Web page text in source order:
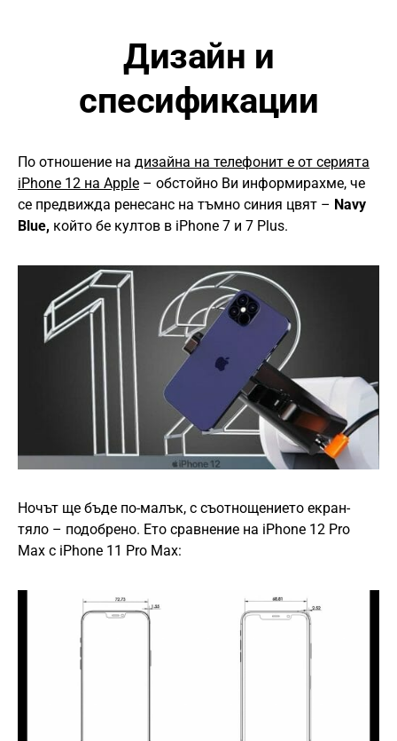
Дизайн и
спесификации
По отношение на дизайна на телефонит е от серията
iPhone 12 на Apple – обстойно Ви информирахме, че
се предвижда ренесанс на тъмно синия цвят – Navy
Blue, който бе култов в iPhone 7 и 7 Plus.
Ночът ще бъде по-малък, с съотнощението екран-
тяло – подобрено. Eто сравнение на iPhone 12 Pro
Max с iPhone 11 Pro Max: